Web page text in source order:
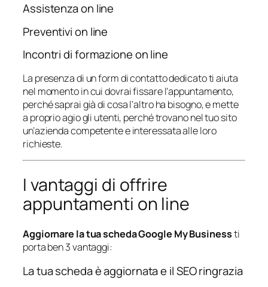
Assistenza on line
Preventivi on line
Incontri di formazione on line
La presenza di un form di contatto dedicato ti aiuta
nel momento in cui dovrai fissare l’appuntamento,
perché saprai già di cosa l’altro ha bisogno, e mette
a proprio agio gli utenti, perché trovano nel tuo sito
un’azienda competente e interessata alle loro
richieste.
I vantaggi di offrire
appuntamenti on line
Aggiornare la tua scheda Google My Businessti
porta ben 3 vantaggi:
La tua scheda è aggiornata e il SEO ringrazia